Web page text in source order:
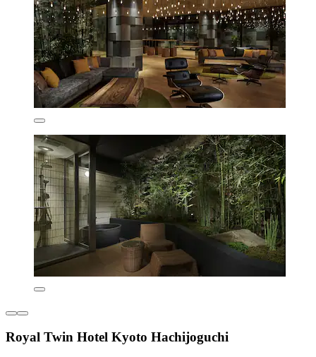
Royal Twin Hotel Kyoto Hachijoguchi